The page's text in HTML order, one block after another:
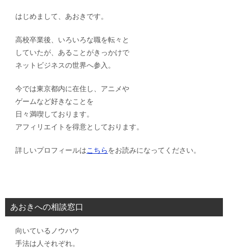
はじめまして、あおきです。
高校卒業後、いろいろな職を転々と
していたが、あることがきっかけで
ネットビジネスの世界へ参入。
今では東京都内に在住し、アニメや
ゲームなど好きなことを
日々満喫しております。
アフィリエイトを得意としております。
詳しいプロフィールはこちらをお読みになってください。
あおきへの相談窓口
向いているノウハウ
手法は人それぞれ。